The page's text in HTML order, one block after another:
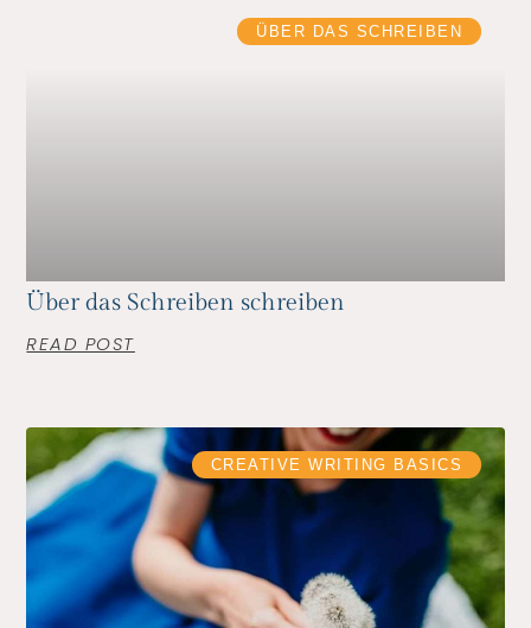
ÜBER DAS SCHREIBEN
Über das Schreiben schreiben
READ POST
CREATIVE WRITING BASICS